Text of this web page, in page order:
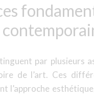
par plusieurs
de l’art. Ces
l’approche